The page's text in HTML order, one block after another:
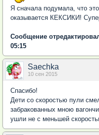
Я сначала подумала, что
оказывается КЕКСИКИ!
Сообщение
05:15
Saechka
10 сен 2015
Спасибо!
Дети со скоростью пули
забракованных мною
ушли не с меньшей